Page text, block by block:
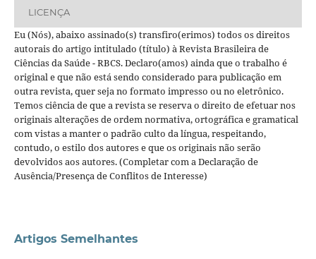
LICENÇA
Eu (Nós), abaixo assinado(s) transfiro(erimos) todos os direitos
autorais do artigo intitulado (título) à Revista Brasileira de
Ciências da Saúde - RBCS. Declaro(amos) ainda que o trabalho é
original e que não está sendo considerado para publicação em
outra revista, quer seja no formato impresso ou no eletrônico.
Temos ciência de que a revista se reserva o direito de efetuar nos
originais alterações de ordem normativa, ortográfica e gramatical
com vistas a manter o padrão culto da língua, respeitando,
contudo, o estilo dos autores e que os originais não serão
devolvidos aos autores. (Completar com a Declaração de
Ausência/Presença de Conflitos de Interesse)
Artigos Semelhantes